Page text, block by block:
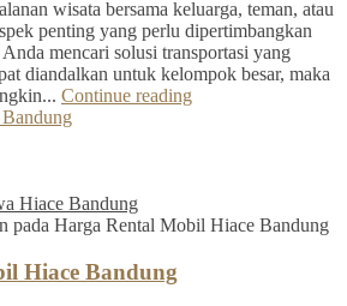
wisata bersama keluarga, teman, atau
penting yang perlu dipertimbangkan
mencari solusi transportasi yang
diandalkan untuk kelompok besar, maka
Continue reading
Hiace Bandung
pada Harga Rental Mobil Hiace Bandung
Hiace Bandung